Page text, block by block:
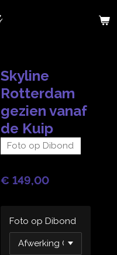
Skyline
Rotterdam
gezien vanaf
de Kuip
Foto op Dibond
€ 149,00
Foto op Dibond